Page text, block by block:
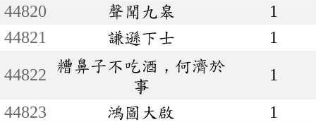
44820
聲聞九皋
1
44821
謙遜下士 1
44822
糟鼻子不吃酒，何濟於
事
1
44823 鴻圖大啟
1